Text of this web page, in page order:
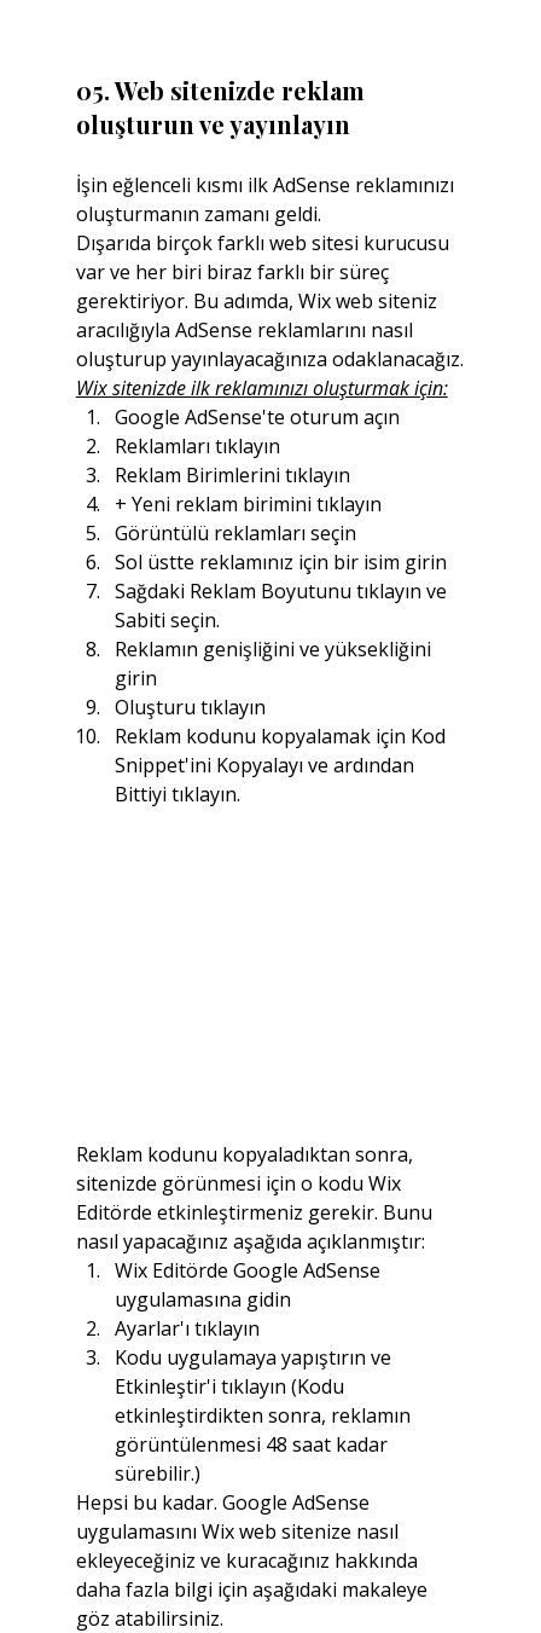
05. Web sitenizde reklam
oluşturun ve yayınlayın
İşin eğlenceli kısmı ilk AdSense reklamınızı
oluşturmanın zamanı geldi.
Dışarıda birçok farklı web sitesi kurucusu
var ve her biri biraz farklı bir süreç
gerektiriyor. Bu adımda, Wix web siteniz
aracılığıyla AdSense reklamlarını nasıl
oluşturup yayınlayacağınıza odaklanacağız.
Wix sitenizde ilk reklamınızı oluşturmak için:
Google AdSense'te oturum açın
Reklamları tıklayın
Reklam Birimlerini tıklayın
+ Yeni reklam birimini tıklayın
Görüntülü reklamları seçin
Sol üstte reklamınız için bir isim girin
Sağdaki Reklam Boyutunu tıklayın ve
Sabiti seçin.
Reklamın genişliğini ve yüksekliğini
girin
Oluşturu tıklayın
Reklam kodunu kopyalamak için Kod
Snippet'ini Kopyalayı ve ardından
Bittiyi tıklayın.
Reklam kodunu kopyaladıktan sonra,
sitenizde görünmesi için o kodu Wix
Editörde etkinleştirmeniz gerekir. Bunu
nasıl yapacağınız aşağıda açıklanmıştır:
Wix Editörde Google AdSense
uygulamasına gidin
Ayarlar'ı tıklayın
Kodu uygulamaya yapıştırın ve
Etkinleştir'i tıklayın (Kodu
etkinleştirdikten sonra, reklamın
görüntülenmesi 48 saat kadar
sürebilir.)
Hepsi bu kadar. Google AdSense
uygulamasını Wix web sitenize nasıl
ekleyeceğiniz ve kuracağınız hakkında
daha fazla bilgi için aşağıdaki makaleye
göz atabilirsiniz.